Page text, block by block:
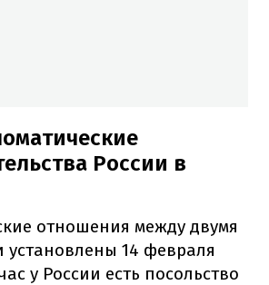
России в
отношения между двумя
установлены 14 февраля
у России есть посольство